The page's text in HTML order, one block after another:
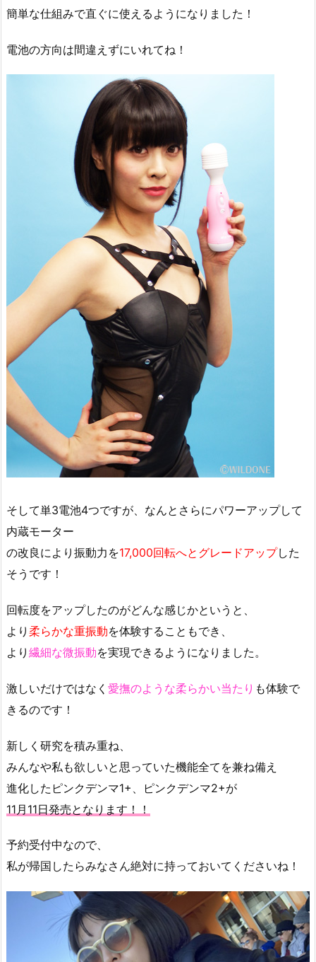
簡単な仕組みで直ぐに使えるようになりました！
電池の方向は間違えずにいれてね！
そして単3電池4つですが、なんとさらにパワーアップして
内蔵モーター
の改良により振動力を17,000回転へとグレードアップした
そうです！
回転度をアップしたのがどんな感じかというと、
より 柔らかな重振動を体験することもでき、
より 繊細な微振動を実現できるようになりました。
激しいだけではなく 愛撫のような柔らかい当たり も体験で
きるのです！
新しく研究を積み重ね、
みんなや私も欲しいと思っていた機能全てを兼ね備え
進化したピンクデンマ1+、ピンクデンマ2+が
11月11日発売となります！！
予約受付中なので、
私が帰国したらみなさん絶対に持っておいてくださいね！